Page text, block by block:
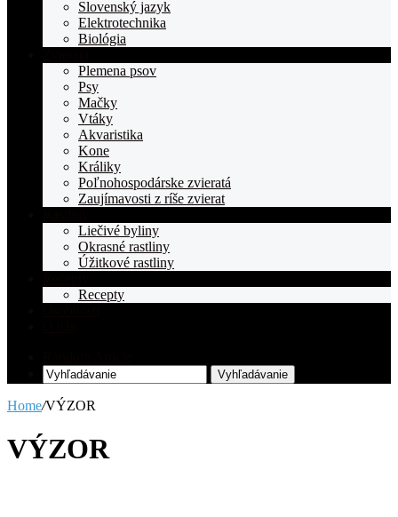
Slovenský jazyk
Elektrotechnika
Biológia
Plemena psov
Psy
Mačky
Vtáky
Akvaristika
Kone
Králiky
Poľnohospodárske zvieratá
Zaujímavosti z ríše zvierat
Liečivé byliny
Okrasné rastliny
Úžitkové rastliny
Recepty
Vyhľadávanie
Home/VÝZOR
VÝZOR